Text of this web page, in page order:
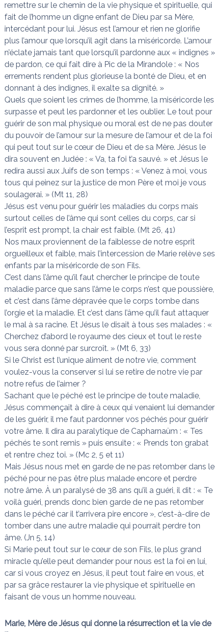
remettre sur le chemin de la vie physique et spirituelle, qui
fait de l’homme un digne enfant de Dieu par sa Mère,
intercédant pour lui. Jésus est l’amour et rien ne glorifie
plus l’amour que lorsqu’il agit dans la miséricorde. L’amour
n’éclate jamais tant que lorsqu’il pardonne aux « indignes »
de pardon, ce qui fait dire à Pic de la Mirandole : « Nos
errements rendent plus glorieuse la bonté de Dieu, et en
donnant à des indignes, il exalte sa dignité. »
Quels que soient les crimes de l’homme, la miséricorde les
surpasse et peut les pardonner et les oublier. Le tout pour
guérir de son mal physique ou moral est de ne pas douter
du pouvoir de l’amour sur la mesure de l’amour et de la foi
qui peut tout sur le cœur de Dieu et de sa Mère. Jésus le
dira souvent en Judée : « Va, ta foi t’a sauvé. » et Jésus le
redira aussi aux Juifs de son temps : « Venez à moi, vous
tous qui peinez sur la justice de mon Père et moi je vous
soulagerai. » (Mt 11, 28)
Jésus est venu pour guérir les maladies du corps mais
surtout celles de l’âme qui sont celles du corps, car si
l’esprit est prompt, la chair est faible. (Mt 26, 41)
Nos maux proviennent de la faiblesse de notre esprit
orgueilleux et faible, mais l’intercession de Marie relève ses
enfants par la miséricorde de son Fils.
C’est dans l’âme qu’il faut chercher le principe de toute
maladie parce que sans l’âme le corps n’est que poussière,
et c’est dans l’âme dépravée que le corps tombe dans
l’orgie et la maladie. Et c’est dans l’âme qu’il faut attaquer
le mal à sa racine. Et Jésus le disait à tous ses malades : «
Cherchez d’abord le royaume des cieux et tout le reste
vous sera donné par surcroît. » (Mt 6, 33)
Si le Christ est l’unique aliment de notre vie, comment
voulez-vous la conserver si lui se retire de notre vie par
notre refus de l’aimer ?
Sachant que le péché est le principe de toute maladie,
Jésus commençait à dire à ceux qui venaient lui demander
de les guérir, il me faut pardonner vos péchés pour guérir
votre âme. Il dira au paralytique de Capharnaüm : « Tes
péchés te sont remis » puis ensuite : « Prends ton grabat
et rentre chez toi. » (Mc 2, 5 et 11)
Mais Jésus nous met en garde de ne pas retomber dans le
péché pour ne pas être plus malade encore et perdre
notre âme. À un paralysé de 38 ans qu’il a guéri, il dit : « Te
voilà guéri, prends donc bien garde de ne pas retomber
dans le péché car il t’arrivera pire encore », c’est-à-dire de
tomber dans une autre maladie qui pourrait perdre ton
âme. (Jn 5, 14)
Si Marie peut tout sur le cœur de son Fils, le plus grand
miracle qu’elle peut demander pour nous est la foi en lui,
car si vous croyez en Jésus, il peut tout faire en vous, et
par sa grâce restaurer la vie physique et spirituelle en
faisant de vous un homme nouveau.
Marie, Mère de Jésus qui donne la résurrection et la vie de